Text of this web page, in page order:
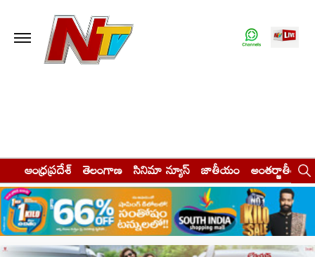
ఆంధ్రప్రదేశ్ తెలంగాణ సినిమా న్యూస్ జాతీయం అంతర్జాతీయం